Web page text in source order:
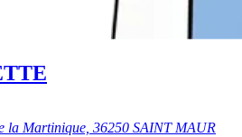
la Martinique, 36250 SAINT MAUR